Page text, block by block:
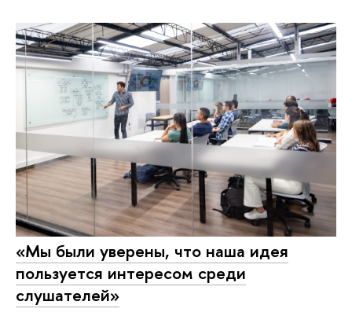
«Мы были уверены, что наша идея
пользуется интересом среди
слушателей»